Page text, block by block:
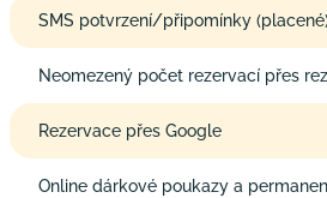
SMS potvrzení/připomínky
Neomezený počet rezervací přes
Rezervace přes Google
Online dárkové poukazy a